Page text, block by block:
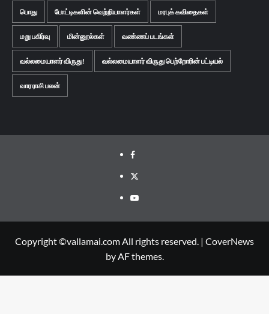
பொது போட்டிகளின் வெற்றியாளர்கள் மரபுக் கவிதைகள்
மறு பகிர்வு மின்னூல்கள் வண்ணப் படங்கள்
வல்லமையாளர் விருது! வல்லமையாளர் விருது பெற்றோரின் பட்டியல்
வார ராசி பலன்
Facebook
Twitter
Youtube
Copyright ©vallamai.com All rights reserved. | CoverNews
by AF themes.